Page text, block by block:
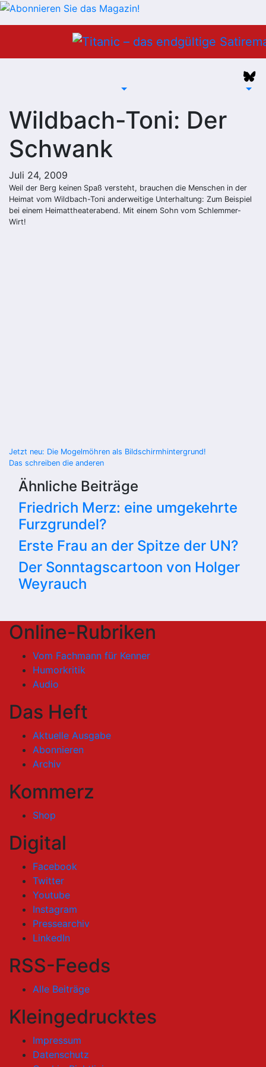
Wildbach-Toni: Der
Schwank
Juli 24, 2009
Weil der Berg keinen Spaß versteht, brauchen die Menschen in der
Heimat vom Wildbach-Toni anderweitige Unterhaltung: Zum Beispiel
bei einem Heimattheaterabend. Mit einem Sohn vom Schlemmer-
Wirt!
Beitragsnavigation
Jetzt neu: Die Mogelmöhren als Bildschirmhintergrund!
Das schreiben die anderen
Ähnliche Beiträge
Friedrich Merz: eine umgekehrte
Furzgrundel?
Erste Frau an der Spitze der UN?
Der Sonntagscartoon von Holger
Weyrauch
Online-Rubriken
Vom Fachmann für Kenner
Humorkritik
Audio
Das Heft
Aktuelle Ausgabe
Abonnieren
Archiv
Kommerz
Shop
Digital
Facebook
Twitter
Youtube
Instagram
Pressearchiv
LinkedIn
RSS-Feeds
Alle Beiträge
Kleingedrucktes
Impressum
Datenschutz